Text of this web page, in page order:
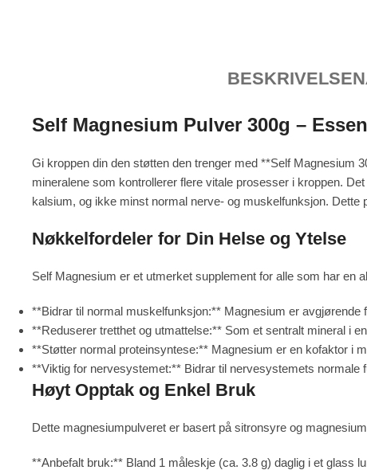
BESKRIVELSE
Self Magnesium Pulver 300g –
Gi kroppen din den støtten den trenger med **Self Magnesium
mineralene som kontrollerer flere vitale prosesser i kroppen.
kalsium, og ikke minst normal nerve- og muskelfunksjon.
Nøkkelfordeler for Din Helse og Ytelse
Self Magnesium er et utmerket supplement for alle som har en
**Bidrar til normal muskelfunksjon:** Magnesium er
**Reduserer tretthet og utmattelse:** Som et sentralt mineral i
**Støtter normal proteinsyntese:** Magnesium er en kofaktor i
**Viktig for nervesystemet:** Bidrar til nervesystemets
Høyt Opptak og Enkel Bruk
Dette magnesiumpulveret er basert på sitronsyre og
**Anbefalt bruk:** Bland 1 måleskje (ca. 3.8 g) daglig i et glass